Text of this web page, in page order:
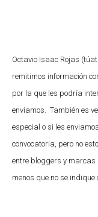
Octavio Isaac Rojas
remitimos información
por la que les podría
enviamos. También es
especial o si les
convocatoria, pero no
entre bloggers y marcas
menos que no se